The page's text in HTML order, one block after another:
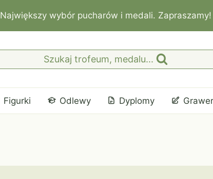
Największy wybór pucharów i medali. Zapraszamy!
Szukaj trofeum, medalu...
Figurki Odlewy Dyplomy